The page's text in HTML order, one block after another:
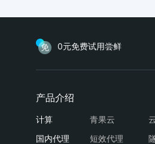
0元免费试用尝鲜
青果云
短效代理